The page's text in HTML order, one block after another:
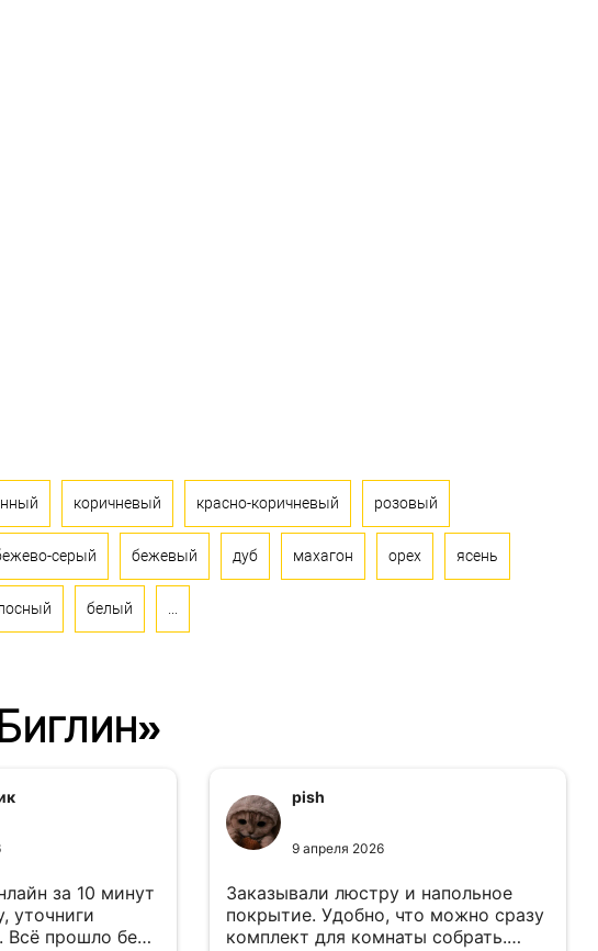
коричневый красно-коричневый розовый
серый бежевый дуб махагон орех ясень
белый ...
за 10 минут
уточниги
Всё прошло без
pish
9 апреля 2026
Заказывали люстру и напольное
покрытие. Удобно, что можно сразу
комплект для комнаты собрать.